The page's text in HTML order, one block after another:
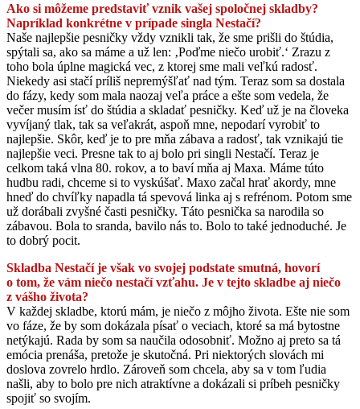
Ako si môžeme predstaviť vznik vašej spoločnej skladby?
Napríklad konkrétne v prípade singla Nestačí?
Naše najlepšie pesničky vždy vznikli tak, že sme prišli do štúdia,
spýtali sa, ako sa máme a už len: ‚Poďme niečo urobiť.‘ Zrazu z
toho bola úplne magická vec, z ktorej sme mali veľkú radosť.
Niekedy asi stačí príliš nepremýšľať nad tým. Teraz som sa dostala
do fázy, kedy som mala naozaj veľa práce a ešte som vedela, že
večer musím ísť do štúdia a skladať pesničky. Keď už je na človeka
vyvíjaný tlak, tak sa veľakrát, aspoň mne, nepodarí vyrobiť to
najlepšie. Skôr, keď je to pre mňa zábava a radosť, tak vznikajú tie
najlepšie veci. Presne tak to aj bolo pri singli Nestačí. Teraz je
celkom taká vlna 80. rokov, a to baví mňa aj Maxa. Máme túto
hudbu radi, chceme si to vyskúšať. Maxo začal hrať akordy, mne
hneď do chvíľky napadla tá spevová linka aj s refrénom. Potom sme
už dorábali zvyšné časti pesničky. Táto pesnička sa narodila so
zábavou. Bola to sranda, bavilo nás to. Bolo to také jednoduché. Je
to dobrý pocit.
Skladba Nestačí je však vo svojej podstate smutná, hovorí
o tom, že vám niečo nestačí vzťahu. Je v tejto skladbe aj niečo
z vášho života?
V každej skladbe, ktorú mám, je niečo z môjho života. Ešte nie som
vo fáze, že by som dokázala písať o veciach, ktoré sa má bytostne
netýkajú. Rada by som sa naučila odosobniť. Možno aj preto sa tá
emócia prenáša, pretože je skutočná. Pri niektorých slovách mi
doslova zovrelo hrdlo. Zároveň som chcela, aby sa v tom ľudia
našli, aby to bolo pre nich atraktívne a dokázali si príbeh pesničky
spojiť so svojím.